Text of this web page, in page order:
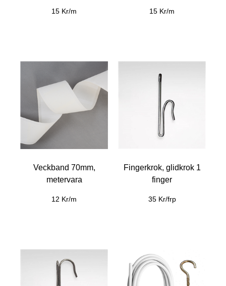
15 Kr/m 15 Kr/m
Veckband 70mm,
metervara
12 Kr/m
Fingerkrok, glidkrok 1
finger
35 Kr/frp